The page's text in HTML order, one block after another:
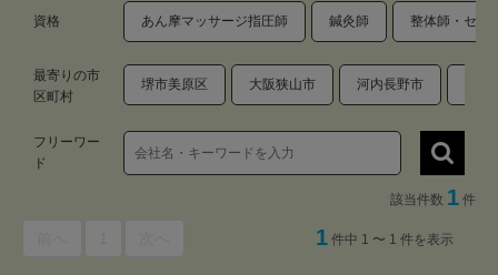
資格 あん摩マッサージ指圧師 鍼灸師 整体師・セラ
最寄りの市
区町村
堺市美原区 大阪狭山市 河内長野市
フリーワー
ド
該当件数 1 件
1 件中 1 〜 1 件を表示